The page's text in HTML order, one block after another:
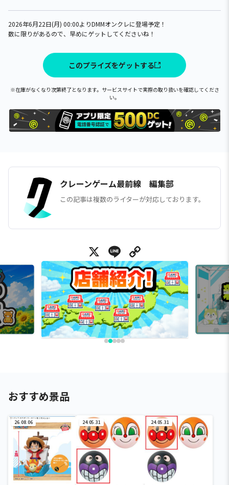
2026年6月22日(月) 00:00よりDMMオンクレに登場予定！
数に限りがあるので、早めにゲットしてくださいね！
このプライズをゲットする
※在庫がなくなり次第終了となります。サービスサイトで実際の取り扱いを確認してくださ
い。
クレーンゲーム最前線 編集部
この記事は複数のライターが対応しております。
X Line
おすすめ景品
26.08.06 24.05.31 24.05.31